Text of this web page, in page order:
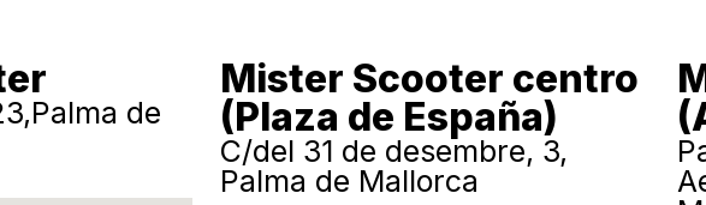
de
Mister Scooter centro
(Plaza de España)
C/del 31 de desembre, 3,
Palma de Mallorca